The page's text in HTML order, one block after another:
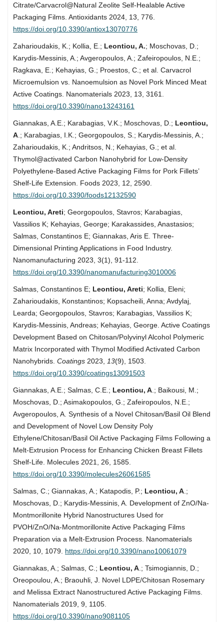
Citrate/Carvacrol@Natural Zeolite Self-Healable Active
Packaging Films. Antioxidants 2024, 13, 776.
https://doi.org/10.3390/antiox13070776
Zaharioudakis, K.; Kollia, E.; Leontiou, A.; Moschovas, D.;
Karydis-Messinis, A.; Avgeropoulos, A.; Zafeiropoulos, N.E.;
Ragkava, E.; Kehayias, G.; Proestos, C.; et al. Carvacrol
Microemulsion vs. Nanoemulsion as Novel Pork Minced Meat
Active Coatings. Nanomaterials 2023, 13, 3161.
https://doi.org/10.3390/nano13243161
Giannakas, A.E.; Karabagias, V.K.; Moschovas, D.; Leontiou,
A.; Karabagias, I.K.; Georgopoulos, S.; Karydis-Messinis, A.;
Zaharioudakis, K.; Andritsos, N.; Kehayias, G.; et al.
Thymol@activated Carbon Nanohybrid for Low-Density
Polyethylene-Based Active Packaging Films for Pork Fillets’
Shelf-Life Extension. Foods 2023, 12, 2590.
https://doi.org/10.3390/foods12132590
Leontiou, Areti; Georgopoulos, Stavros; Karabagias,
Vassilios K; Kehayias, George; Karakassides, Anastasios;
Salmas, Constantinos E; Giannakas, Aris E. Three-
Dimensional Printing Applications in Food Industry.
Nanomanufacturing 2023, 3(1), 91-112.
https://doi.org/10.3390/nanomanufacturing3010006
Salmas, Constantinos E; Leontiou, Areti; Kollia, Eleni;
Zaharioudakis, Konstantinos; Kopsacheili, Anna; Avdylaj,
Learda; Georgopoulos, Stavros; Karabagias, Vassilios K;
Karydis-Messinis, Andreas; Kehayias, George. Active Coatings
Development Based on Chitosan/Polyvinyl Alcohol Polymeric
Matrix Incorporated with Thymol Modified Activated Carbon
Nanohybrids. Coatings 2023, 13(9), 1503.
https://doi.org/10.3390/coatings13091503
Giannakas, A.E.; Salmas, C.E.; Leontiou, A.; Baikousi, M.;
Moschovas, D.; Asimakopoulos, G.; Zafeiropoulos, N.E.;
Avgeropoulos, A. Synthesis of a Novel Chitosan/Basil Oil Blend
and Development of Novel Low Density Poly
Ethylene/Chitosan/Basil Oil Active Packaging Films Following a
Melt-Extrusion Process for Enhancing Chicken Breast Fillets
Shelf-Life. Molecules 2021, 26, 1585.
https://doi.org/10.3390/molecules26061585
Salmas, C.; Giannakas, A.; Katapodis, P.; Leontiou, A.;
Moschovas, D.; Karydis-Messinis, A. Development of ZnO/Na-
Montmorillonite Hybrid Nanostructures Used for
PVOH/ZnO/Na-Montmorillonite Active Packaging Films
Preparation via a Melt-Extrusion Process. Nanomaterials
2020, 10, 1079. https://doi.org/10.3390/nano10061079
Giannakas, A.; Salmas, C.; Leontiou, A.; Tsimogiannis, D.;
Oreopoulou, A.; Braouhli, J. Novel LDPE/Chitosan Rosemary
and Melissa Extract Nanostructured Active Packaging Films.
Nanomaterials 2019, 9, 1105.
https://doi.org/10.3390/nano9081105